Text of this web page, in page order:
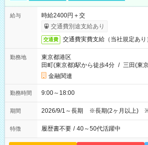
給与
時給2400円＋交
交通費別途支給あり
交通費 交通費実費支給（当社規定あり
勤務地
東京都港区
田町(東京都)駅から徒歩4分 / 三田(東
金融関連
勤務時間 9:00～18:00
期間 2026/9/1～長期 ※長期(2ヶ月以上)
特徴 履歴書不要 / 40～50代活躍中